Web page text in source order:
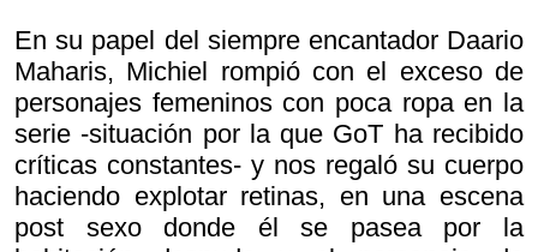
En su papel del siempre encantador Daario
Maharis, Michiel rompió con el exceso de
personajes femeninos con poca ropa en la
serie -situación por la que GoT ha recibido
críticas constantes- y nos regaló su cuerpo
haciendo explotar retinas, en una escena
post sexo donde él se pasea por la